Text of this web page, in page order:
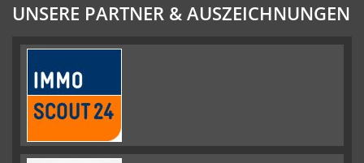
UNSERE PARTNER & AUSZEICHNUNGEN